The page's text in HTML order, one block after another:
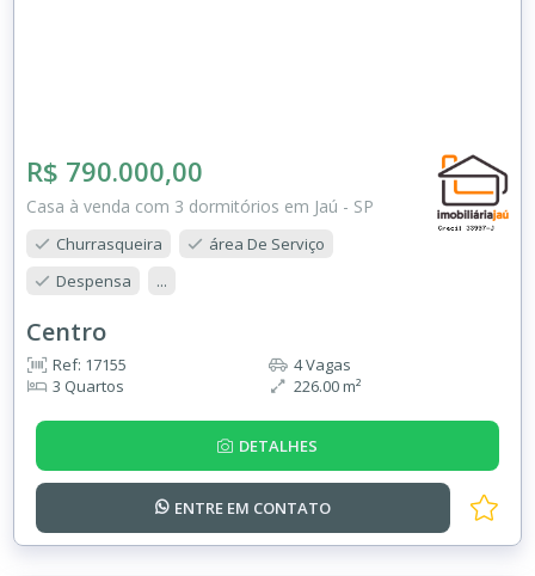
R$ 790.000,00
Casa à venda com 3 dormitórios em Jaú - SP
Churrasqueira
área De Serviço
Despensa
...
Centro
Ref: 17155
3 Quartos
4 Vagas
226.00 m²
DETALHES
ENTRE EM CONTATO